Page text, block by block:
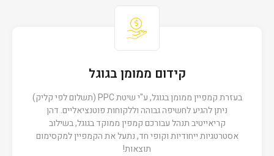
קידום ממומן בגוגל
בעזרת קמפיין ממומן בגוגל, ע"י שיטת PPC (תשלום לפי קליק)
ניתן להגיע לחשיפה גבוהה וללקוחות פוטנציאליים. דהן
קריאייטיב תנהל עבורכם קמפין ממוקד בגוגל, בשילוב
אסטרטגיות ייחודיות וקופי חד, נתעל את הקמפיין למקסימום
תוצאות!
ביחד